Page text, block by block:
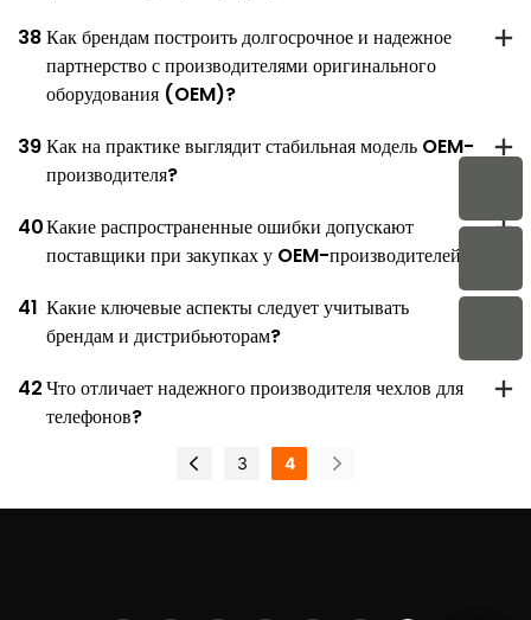
38Как брендам построить долгосрочное и надежное
партнерство с производителями оригинального
оборудования (OEM)?
39Как на практике выглядит стабильная модель OEM-
производителя?
40Какие распространенные ошибки допускают
поставщики при закупках у OEM-производителей?
41 Какие ключевые аспекты следует учитывать
брендам и дистрибьюторам?
42Что отличает надежного производителя чехлов для
телефонов?
3 4